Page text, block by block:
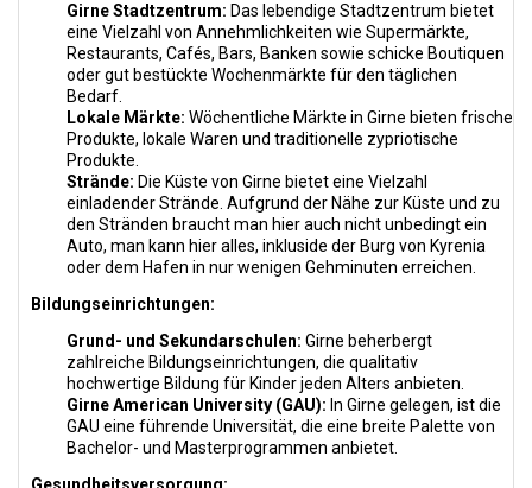
Girne Stadtzentrum: Das lebendige Stadtzentrum bietet
eine Vielzahl von Annehmlichkeiten wie Supermärkte,
Restaurants, Cafés, Bars, Banken sowie schicke Boutiquen
oder gut bestückte Wochenmärkte für den täglichen
Bedarf.
Lokale Märkte: Wöchentliche Märkte in Girne bieten frische
Produkte, lokale Waren und traditionelle zypriotische
Produkte.
Strände: Die Küste von Girne bietet eine Vielzahl
einladender Strände. Aufgrund der Nähe zur Küste und zu
den Stränden braucht man hier auch nicht unbedingt ein
Auto, man kann hier alles, inkluside der Burg von Kyrenia
oder dem Hafen in nur wenigen Gehminuten erreichen.
Bildungseinrichtungen:
Grund- und Sekundarschulen: Girne beherbergt
zahlreiche Bildungseinrichtungen, die qualitativ
hochwertige Bildung für Kinder jeden Alters anbieten.
Girne American University (GAU): In Girne gelegen, ist die
GAU eine führende Universität, die eine breite Palette von
Bachelor- und Masterprogrammen anbietet.